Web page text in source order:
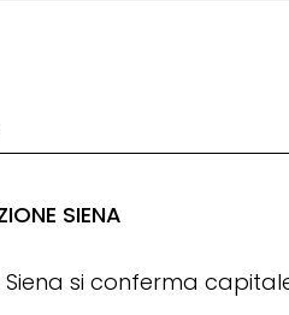
SIENA
Siena si conferma